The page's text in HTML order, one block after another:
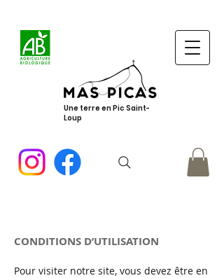
Une terre en Pic Saint-
Loup
CONDITIONS D’UTILISATION
Pour visiter notre site, vous devez être en